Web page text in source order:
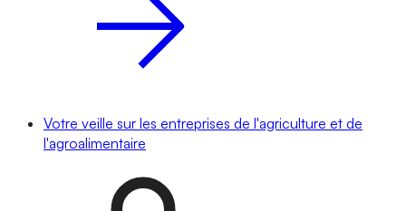
Votre veille sur les entreprises de l'agriculture et de
l'agroalimentaire